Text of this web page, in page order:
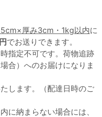
厚み3cm・1kg以内に
でお送りできます。
指定不可です。荷物追跡
合）へのお届けになりま
します。（配達日時のご
に納まらない場合には、